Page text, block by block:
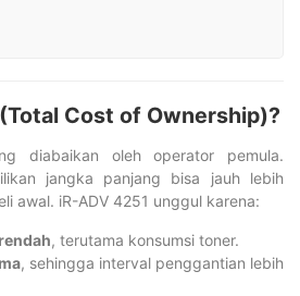
Cost of Ownership)?
diabaikan oleh operator pemula.
jangka panjang bisa jauh lebih
awal. iR-ADV 4251 unggul karena:
, terutama konsumsi toner.
, sehingga interval penggantian lebih